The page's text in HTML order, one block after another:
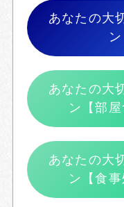
あなたの大
あなたの大
ン【部
あなたの大
ン【食